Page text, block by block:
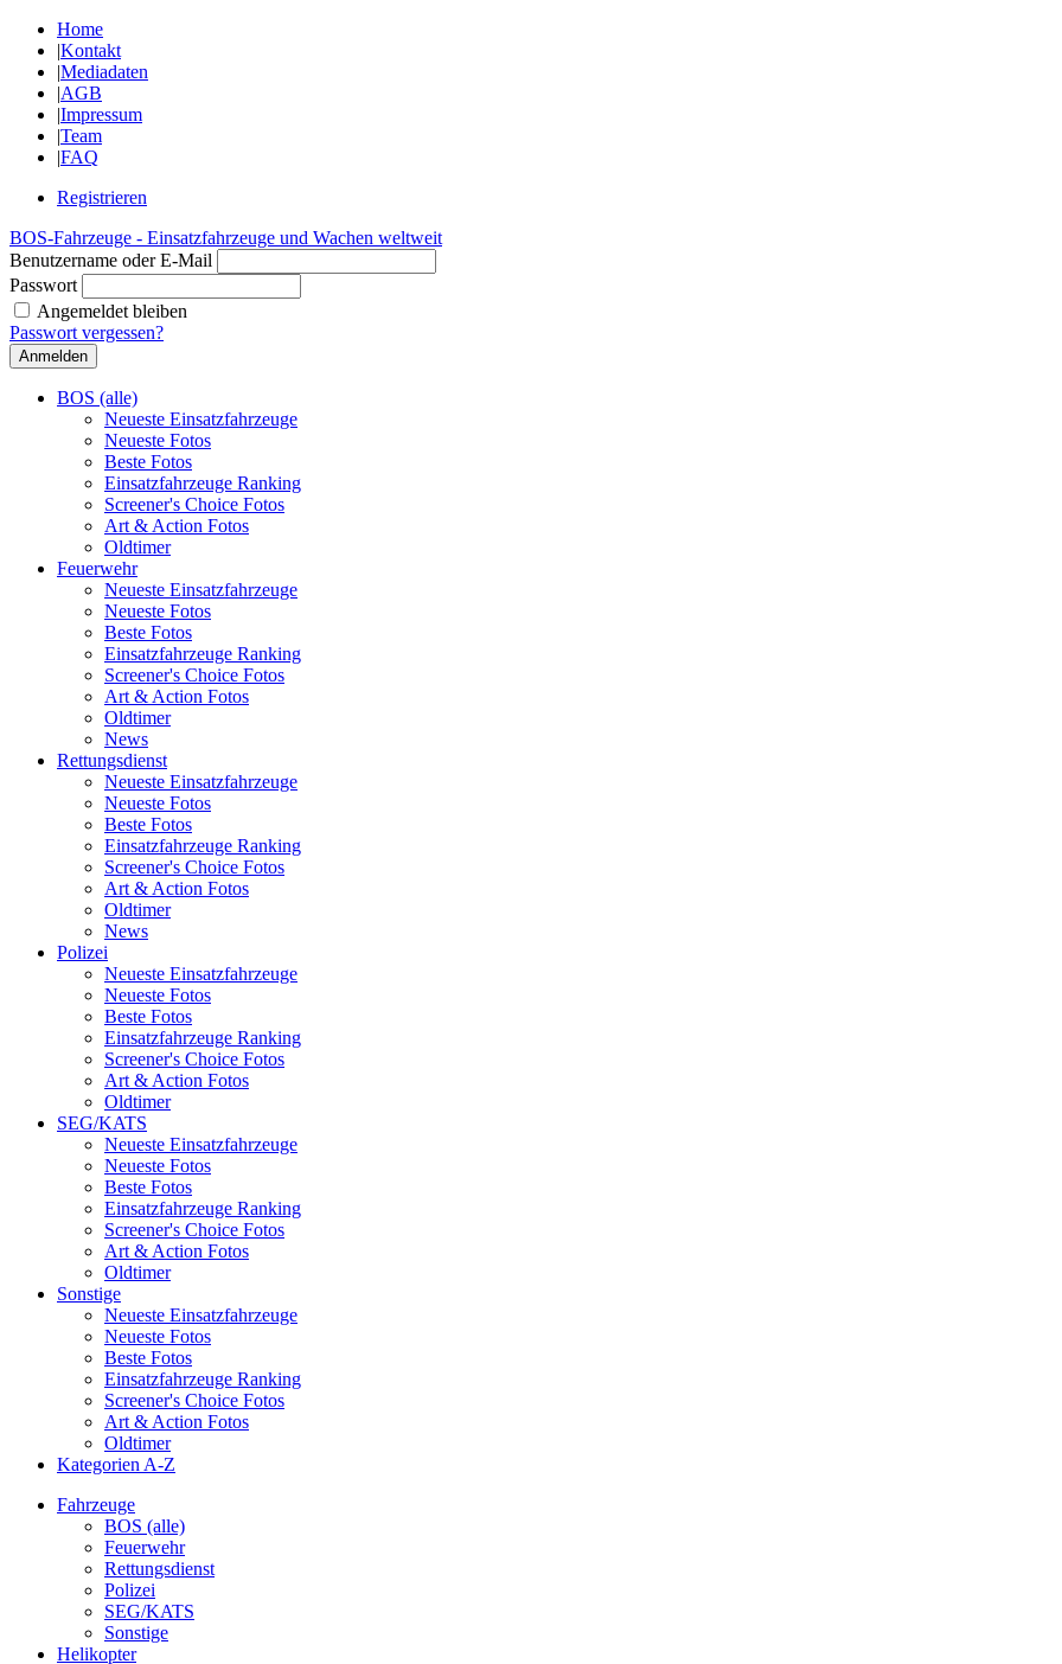
Home
|Kontakt
|Mediadaten
|AGB
|Impressum
|Team
|FAQ
Registrieren
BOS-Fahrzeuge - Einsatzfahrzeuge und Wachen weltweit
Benutzername oder E-Mail
Passwort
Angemeldet bleiben
Passwort vergessen?
BOS (alle)
Neueste Einsatzfahrzeuge
Neueste Fotos
Beste Fotos
Einsatzfahrzeuge Ranking
Screener's Choice Fotos
Art & Action Fotos
Oldtimer
Feuerwehr
Neueste Einsatzfahrzeuge
Neueste Fotos
Beste Fotos
Einsatzfahrzeuge Ranking
Screener's Choice Fotos
Art & Action Fotos
Oldtimer
News
Rettungsdienst
Neueste Einsatzfahrzeuge
Neueste Fotos
Beste Fotos
Einsatzfahrzeuge Ranking
Screener's Choice Fotos
Art & Action Fotos
Oldtimer
News
Polizei
Neueste Einsatzfahrzeuge
Neueste Fotos
Beste Fotos
Einsatzfahrzeuge Ranking
Screener's Choice Fotos
Art & Action Fotos
Oldtimer
SEG/KATS
Neueste Einsatzfahrzeuge
Neueste Fotos
Beste Fotos
Einsatzfahrzeuge Ranking
Screener's Choice Fotos
Art & Action Fotos
Oldtimer
Sonstige
Neueste Einsatzfahrzeuge
Neueste Fotos
Beste Fotos
Einsatzfahrzeuge Ranking
Screener's Choice Fotos
Art & Action Fotos
Oldtimer
Kategorien A-Z
Fahrzeuge
BOS (alle)
Feuerwehr
Rettungsdienst
Polizei
SEG/KATS
Sonstige
Helikopter